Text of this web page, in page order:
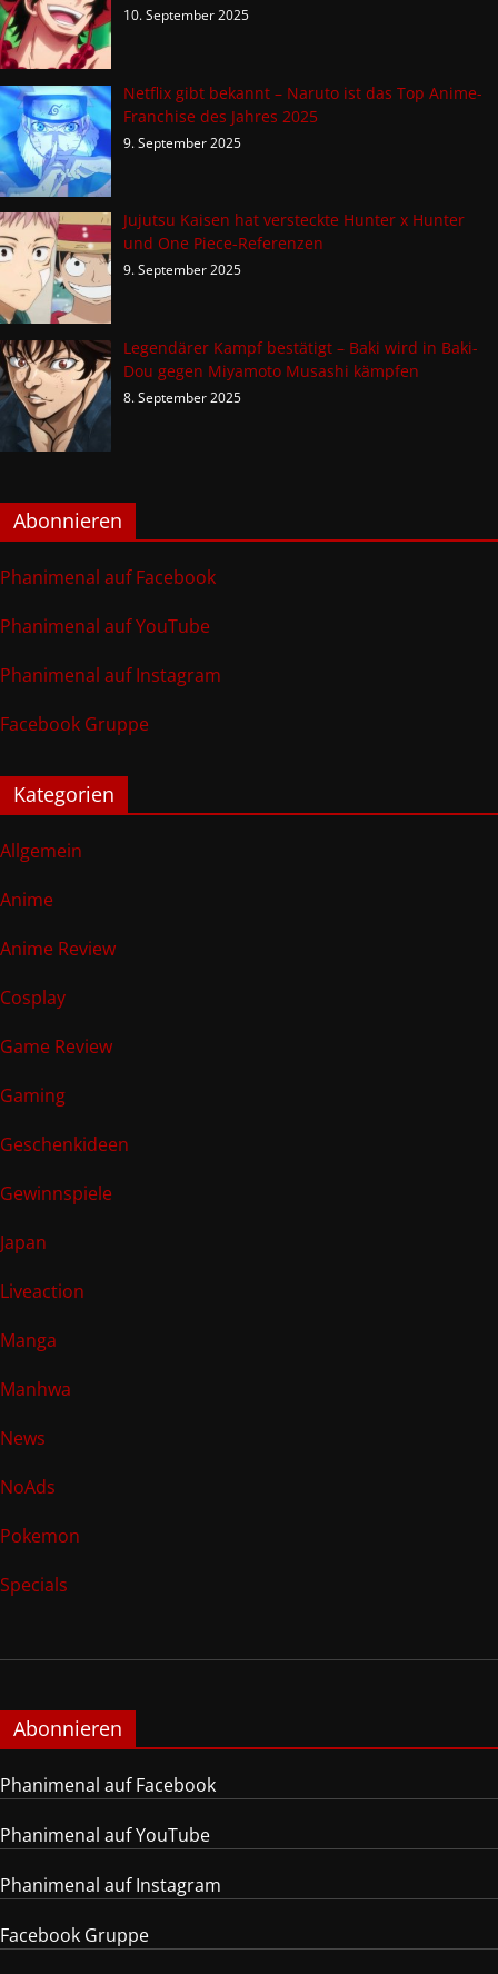
10. September 2025
Netflix gibt bekannt – Naruto ist das Top Anime-
Franchise des Jahres 2025
9. September 2025
Jujutsu Kaisen hat versteckte Hunter x Hunter
und One Piece-Referenzen
9. September 2025
Legendärer Kampf bestätigt – Baki wird in Baki-
Dou gegen Miyamoto Musashi kämpfen
8. September 2025
Abonnieren
Phanimenal auf Facebook
Phanimenal auf YouTube
Phanimenal auf Instagram
Facebook Gruppe
Kategorien
Allgemein
Anime
Anime Review
Cosplay
Game Review
Gaming
Geschenkideen
Gewinnspiele
Japan
Liveaction
Manga
Manhwa
News
NoAds
Pokemon
Specials
Abonnieren
Phanimenal auf Facebook
Phanimenal auf YouTube
Phanimenal auf Instagram
Facebook Gruppe